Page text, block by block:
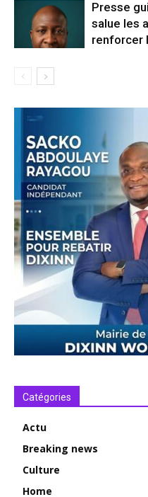
Presse
salue les
renforcer
Catégories
Actu
Breaking news
Culture
Home